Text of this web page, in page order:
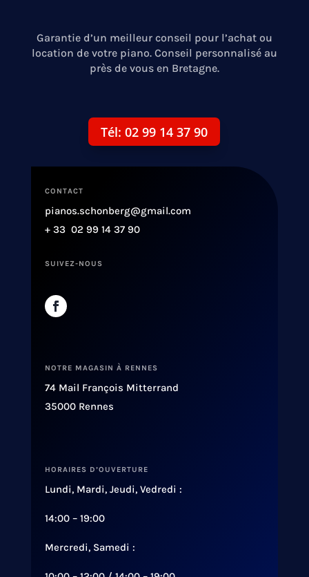
Garantie d’un meilleur conseil pour l’achat ou
location de votre piano. Conseil personnalisé au
près de vous en Bretagne.
Tél: 02 99 14 37 90
CONTACT
pianos.schonberg@gmail.com
+ 33 02 99 14 37 90
SUIVEZ-NOUS
NOTRE MAGASIN À RENNES
74 Mail François Mitterrand
35000 Rennes
HORAIRES D’OUVERTURE
Lundi, Mardi, Jeudi, Vedredi :
14:00 – 19:00
Mercredi, Samedi :